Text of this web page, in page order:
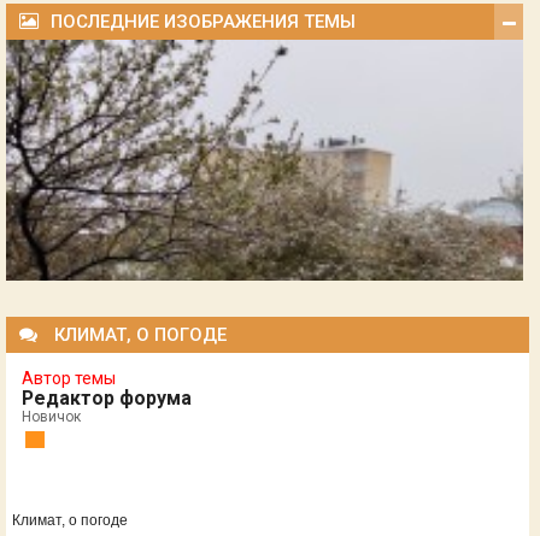
ПОСЛЕДНИЕ ИЗОБРАЖЕНИЯ ТЕМЫ
КЛИМАТ, О ПОГОДЕ
Автор темы
Редактор форума
Новичок
Климат, о погоде